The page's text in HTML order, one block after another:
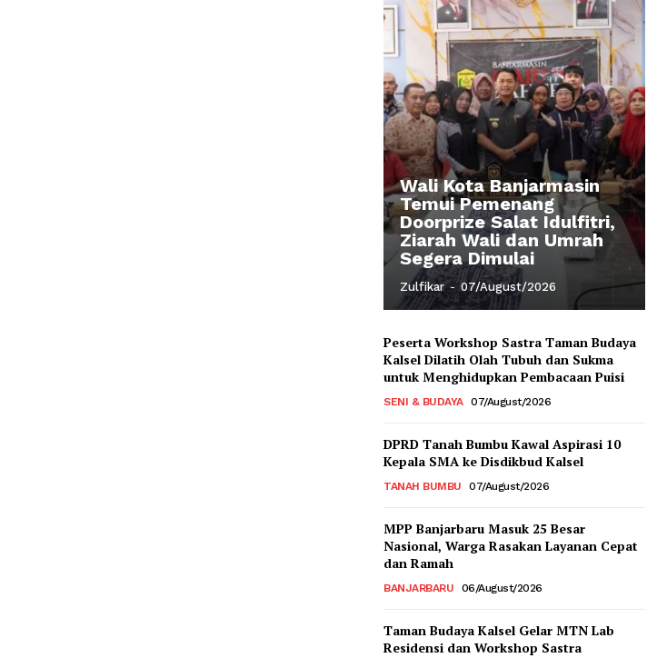
Wali Kota Banjarmasin
Temui Pemenang
Doorprize Salat Idulfitri,
Ziarah Wali dan Umrah
Segera Dimulai
Zulfikar - 07/August/2026
Peserta Workshop Sastra Taman Budaya
Kalsel Dilatih Olah Tubuh dan Sukma
untuk Menghidupkan Pembacaan Puisi
SENI & BUDAYA 07/August/2026
DPRD Tanah Bumbu Kawal Aspirasi 10
Kepala SMA ke Disdikbud Kalsel
TANAH BUMBU 07/August/2026
MPP Banjarbaru Masuk 25 Besar
Nasional, Warga Rasakan Layanan Cepat
dan Ramah
BANJARBARU 06/August/2026
Taman Budaya Kalsel Gelar MTN Lab
Residensi dan Workshop Sastra